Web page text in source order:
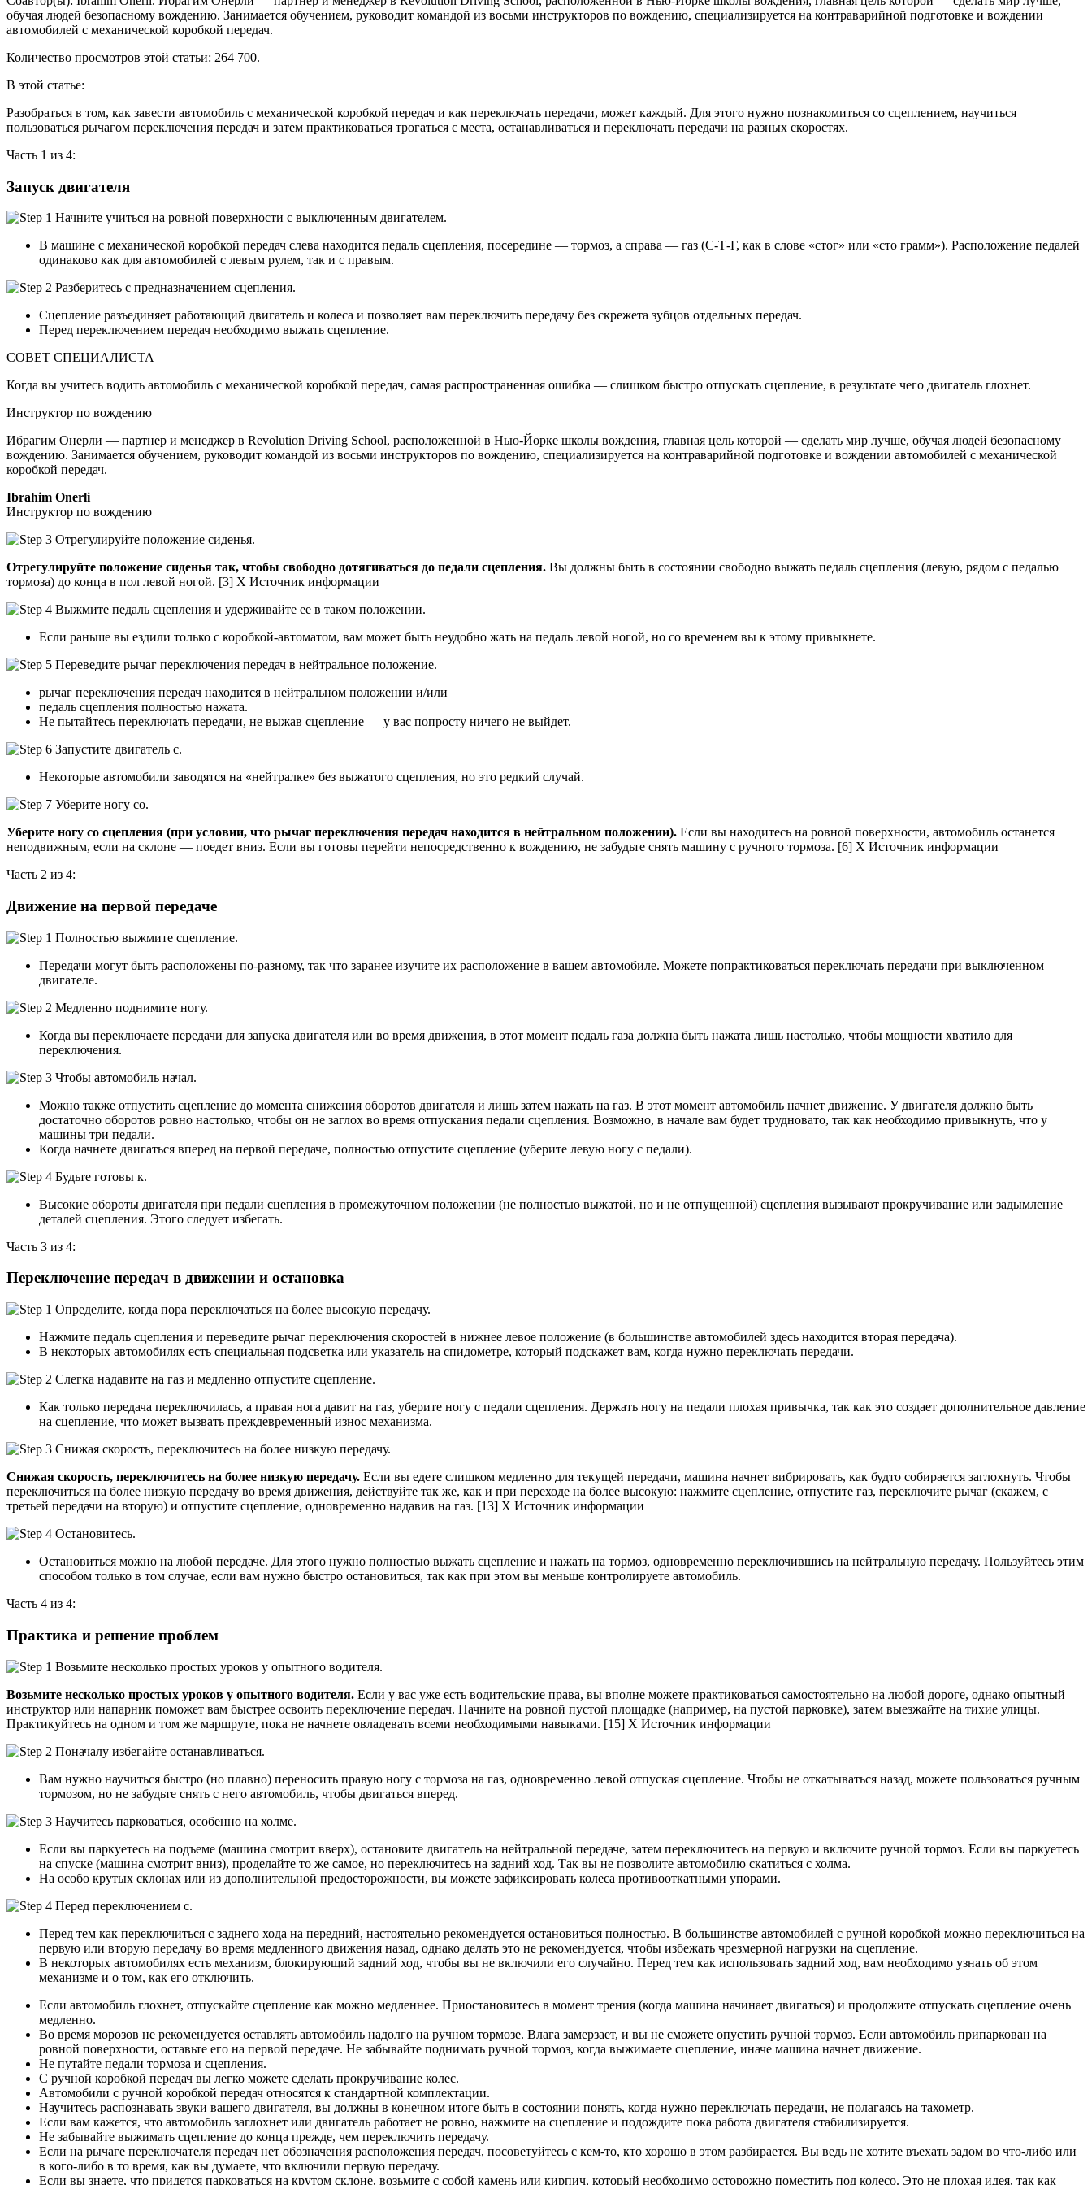
коробкой
передач
обучая людей безопасному вождению. Занимается обучением, руководит командой из восьми инструкторов по вождению, специализируется на контраварийной подготовке и вождении
автомобилей с механической коробкой передач.
Количество просмотров этой статьи: 264 700.
В этой статье:
Разобраться в том, как завести автомобиль с механической коробкой передач и как переключать передачи, может каждый. Для этого нужно познакомиться со сцеплением, научиться
пользоваться рычагом переключения передач и затем практиковаться трогаться с места, останавливаться и переключать передачи на разных скоростях.
Часть 1 из 4:
Запуск двигателя
В машине с механической коробкой передач слева находится педаль сцепления, посередине — тормоз, а справа — газ (С-Т-Г, как в слове «стог» или «сто грамм»). Расположение педалей
одинаково как для автомобилей с левым рулем, так и с правым.
Сцепление разъединяет работающий двигатель и колеса и позволяет вам переключить передачу без скрежета зубцов отдельных передач.
Перед переключением передач необходимо выжать сцепление.
СОВЕТ СПЕЦИАЛИСТА
Когда вы учитесь водить автомобиль с механической коробкой передач, самая распространенная ошибка — слишком быстро отпускать сцепление, в результате чего двигатель глохнет.
Инструктор по вождению
Ибрагим Онерли — партнер и менеджер в Revolution Driving School, расположенной в Нью-Йорке школы вождения, главная цель которой — сделать мир лучше, обучая людей безопасному
вождению. Занимается обучением, руководит командой из восьми инструкторов по вождению, специализируется на контраварийной подготовке и вождении автомобилей с механической
коробкой передач.
Ibrahim Onerli
Инструктор по вождению
Отрегулируйте положение сиденья так, чтобы свободно дотягиваться до педали сцепления. Вы должны быть в состоянии свободно выжать педаль сцепления (левую, рядом с педалью
тормоза) до конца в пол левой ногой. [3] X Источник информации
Если раньше вы ездили только с коробкой-автоматом, вам может быть неудобно жать на педаль левой ногой, но со временем вы к этому привыкнете.
рычаг переключения передач находится в нейтральном положении и/или
педаль сцепления полностью нажата.
Не пытайтесь переключать передачи, не выжав сцепление — у вас попросту ничего не выйдет.
Некоторые автомобили заводятся на «нейтралке» без выжатого сцепления, но это редкий случай.
Уберите ногу со сцепления (при условии, что рычаг переключения передач находится в нейтральном положении). Если вы находитесь на ровной поверхности, автомобиль останется
неподвижным, если на склоне — поедет вниз. Если вы готовы перейти непосредственно к вождению, не забудьте снять машину с ручного тормоза. [6] X Источник информации
Часть 2 из 4:
Движение на первой передаче
Передачи могут быть расположены по-разному, так что заранее изучите их расположение в вашем автомобиле. Можете попрактиковаться переключать передачи при выключенном
двигателе.
Когда вы переключаете передачи для запуска двигателя или во время движения, в этот момент педаль газа должна быть нажата лишь настолько, чтобы мощности хватило для
переключения.
Можно также отпустить сцепление до момента снижения оборотов двигателя и лишь затем нажать на газ. В этот момент автомобиль начнет движение. У двигателя должно быть
достаточно оборотов ровно настолько, чтобы он не заглох во время отпускания педали сцепления. Возможно, в начале вам будет трудновато, так как необходимо привыкнуть, что у
машины три педали.
Когда начнете двигаться вперед на первой передаче, полностью отпустите сцепление (уберите левую ногу с педали).
Высокие обороты двигателя при педали сцепления в промежуточном положении (не полностью выжатой, но и не отпущенной) сцепления вызывают прокручивание или задымление
деталей сцепления. Этого следует избегать.
Часть 3 из 4:
Переключение передач в движении и остановка
Нажмите педаль сцепления и переведите рычаг переключения скоростей в нижнее левое положение (в большинстве автомобилей здесь находится вторая передача).
В некоторых автомобилях есть специальная подсветка или указатель на спидометре, который подскажет вам, когда нужно переключать передачи.
Как только передача переключилась, а правая нога давит на газ, уберите ногу с педали сцепления. Держать ногу на педали плохая привычка, так как это создает дополнительное давление
на сцепление, что может вызвать преждевременный износ механизма.
Снижая скорость, переключитесь на более низкую передачу. Если вы едете слишком медленно для текущей передачи, машина начнет вибрировать, как будто собирается заглохнуть. Чтобы
переключиться на более низкую передачу во время движения, действуйте так же, как и при переходе на более высокую: нажмите сцепление, отпустите газ, переключите рычаг (скажем, с
третьей передачи на вторую) и отпустите сцепление, одновременно надавив на газ. [13] X Источник информации
Остановиться можно на любой передаче. Для этого нужно полностью выжать сцепление и нажать на тормоз, одновременно переключившись на нейтральную передачу. Пользуйтесь этим
способом только в том случае, если вам нужно быстро остановиться, так как при этом вы меньше контролируете автомобиль.
Часть 4 из 4:
Практика и решение проблем
Возьмите несколько простых уроков у опытного водителя. Если у вас уже есть водительские права, вы вполне можете практиковаться самостоятельно на любой дороге, однако опытный
инструктор или напарник поможет вам быстрее освоить переключение передач. Начните на ровной пустой площадке (например, на пустой парковке), затем выезжайте на тихие улицы.
Практикуйтесь на одном и том же маршруте, пока не начнете овладевать всеми необходимыми навыками. [15] X Источник информации
Вам нужно научиться быстро (но плавно) переносить правую ногу с тормоза на газ, одновременно левой отпуская сцепление. Чтобы не откатываться назад, можете пользоваться ручным
тормозом, но не забудьте снять с него автомобиль, чтобы двигаться вперед.
Если вы паркуетесь на подъеме (машина смотрит вверх), остановите двигатель на нейтральной передаче, затем переключитесь на первую и включите ручной тормоз. Если вы паркуетесь
на спуске (машина смотрит вниз), проделайте то же самое, но переключитесь на задний ход. Так вы не позволите автомобилю скатиться с холма.
На особо крутых склонах или из дополнительной предосторожности, вы можете зафиксировать колеса противооткатными упорами.
Перед тем как переключиться с заднего хода на передний, настоятельно рекомендуется остановиться полностью. В большинстве автомобилей с ручной коробкой можно переключиться на
первую или вторую передачу во время медленного движения назад, однако делать это не рекомендуется, чтобы избежать чрезмерной нагрузки на сцепление.
В некоторых автомобилях есть механизм, блокирующий задний ход, чтобы вы не включили его случайно. Перед тем как использовать задний ход, вам необходимо узнать об этом
механизме и о том, как его отключить.
Если автомобиль глохнет, отпускайте сцепление как можно медленнее. Приостановитесь в момент трения (когда машина начинает двигаться) и продолжите отпускать сцепление очень
медленно.
Во время морозов не рекомендуется оставлять автомобиль надолго на ручном тормозе. Влага замерзает, и вы не сможете опустить ручной тормоз. Если автомобиль припаркован на
ровной поверхности, оставьте его на первой передаче. Не забывайте поднимать ручной тормоз, когда выжимаете сцепление, иначе машина начнет движение.
Не путайте педали тормоза и сцепления.
С ручной коробкой передач вы легко можете сделать прокручивание колес.
Автомобили с ручной коробкой передач относятся к стандартной комплектации.
Научитесь распознавать звуки вашего двигателя, вы должны в конечном итоге быть в состоянии понять, когда нужно переключать передачи, не полагаясь на тахометр.
Если вам кажется, что автомобиль заглохнет или двигатель работает не ровно, нажмите на сцепление и подождите пока работа двигателя стабилизируется.
Не забывайте выжимать сцепление до конца прежде, чем переключить передачу.
Если на рычаге переключателя передач нет обозначения расположения передач, посоветуйтесь с кем-то, кто хорошо в этом разбирается. Вы ведь не хотите въехать задом во что-либо или
в кого-либо в то время, как вы думаете, что включили первую передачу.
Если вы знаете, что придется парковаться на крутом склоне, возьмите с собой камень или кирпич, который необходимо осторожно поместить под колесо. Это не плохая идея, так как